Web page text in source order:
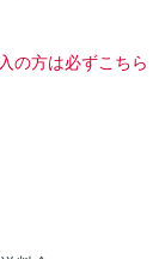
の方は必ずこちら